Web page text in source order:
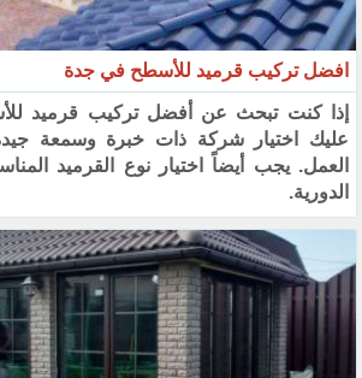
افضل تركيب قرميد للأسطح في جدة
إذا كنت تبحث عن أفضل تركيب قرميد
عليك اختيار شركة ذات خبرة وسمعة
العمل. يجب أيضاً اختيار نوع القرميد
الدورية.